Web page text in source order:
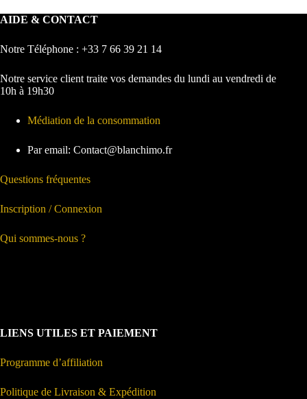
AIDE & CONTACT
Notre Téléphone : +33 7 66 39 21 14
Notre service client traite vos demandes du lundi au vendredi de
10h à 19h30
Médiation de la consommation
Par email: Contact@blanchimo.fr
Questions fréquentes
Inscription / Connexion
Qui sommes-nous ?
LIENS UTILES ET PAIEMENT
Programme d’affiliation
Politique de Livraison & Expédition